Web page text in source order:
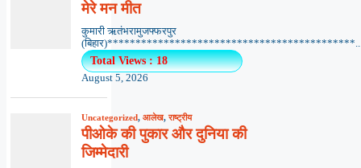
मेरे मन मीत
कुमारी ऋतंभरामुजफ्फरपुर
Total Views : 18
August 5, 2026
Uncategorized, आलेख,राष्ट्रीय
पीओके की पुकार और दुनिया की
जिम्मेदारी